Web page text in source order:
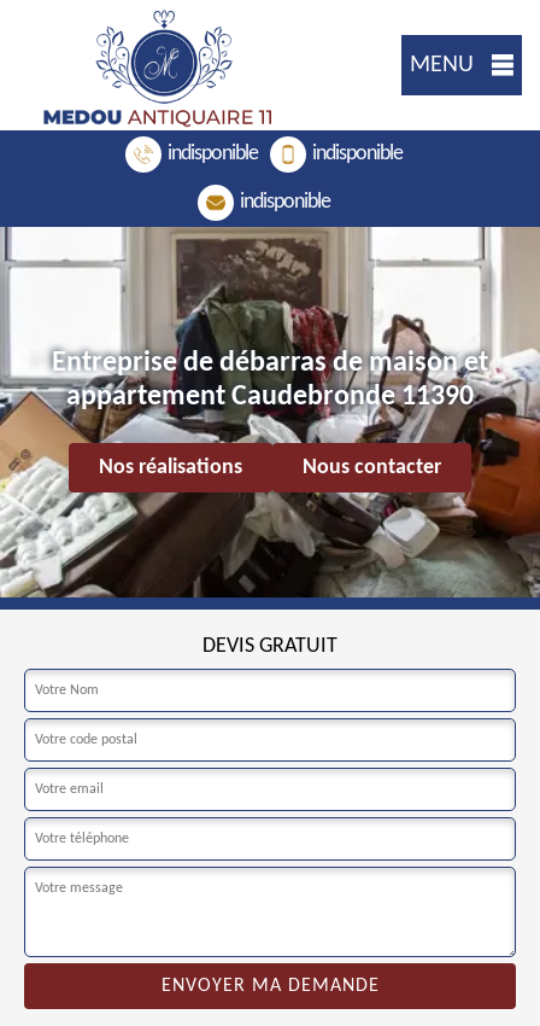
MENU
indisponible indisponible
indisponible
Entreprise de débarras de maison et
appartement Caudebronde 11390
Nos réalisations Nous contacter
DEVIS GRATUIT